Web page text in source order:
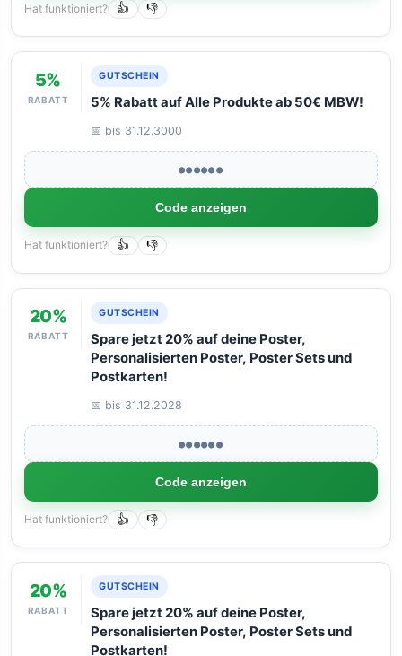
Hat funktioniert? 👍 👎
5%
RABATT
GUTSCHEIN
5% Rabatt auf Alle Produkte ab 50€ MBW!
📅 bis 31.12.3000
●●●●●●
Code anzeigen
Hat funktioniert? 👍 👎
20%
RABATT
GUTSCHEIN
Spare jetzt 20% auf deine Poster,
Personalisierten Poster, Poster Sets und
Postkarten!
📅 bis 31.12.2028
●●●●●●
Code anzeigen
Hat funktioniert? 👍 👎
20%
RABATT
GUTSCHEIN
Spare jetzt 20% auf deine Poster,
Personalisierten Poster, Poster Sets und
Postkarten!